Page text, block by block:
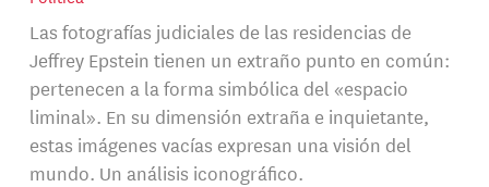
Las fotografías judiciales de las residencias de
Jeffrey Epstein tienen un extraño punto en común:
pertenecen a la forma simbólica del «espacio
liminal». En su dimensión extraña e inquietante,
estas imágenes vacías expresan una visión del
mundo. Un análisis iconográfico.